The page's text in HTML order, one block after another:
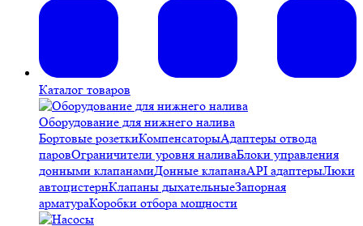
Каталог товаров
Оборудование для нижнего налива
Бортовые розеткиКомпенсаторыАдаптеры отвода
паровОграничители уровня наливаБлоки управления
донными клапанамиДонные клапанаAPI адаптерыЛюки
автоцистернКлапаны дыхательныеЗапорная
арматураКоробки отбора мощности